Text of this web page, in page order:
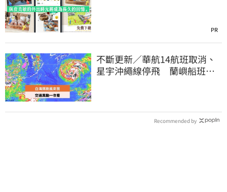
PR
不斷更新／華航14航班取消、
星宇沖繩線停飛 蘭嶼船班停3
Recommended by